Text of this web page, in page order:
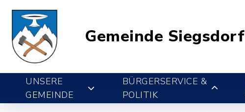
Gemeinde Siegsdorf
UNSERE
GEMEINDE
BÜRGERSERVICE &
POLITIK